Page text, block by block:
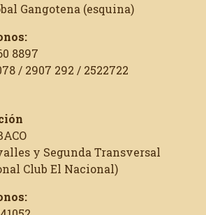
Gangotena (esquina)
8897
/ 2907 292 / 2522722
y Segunda Transversal
Club El Nacional)